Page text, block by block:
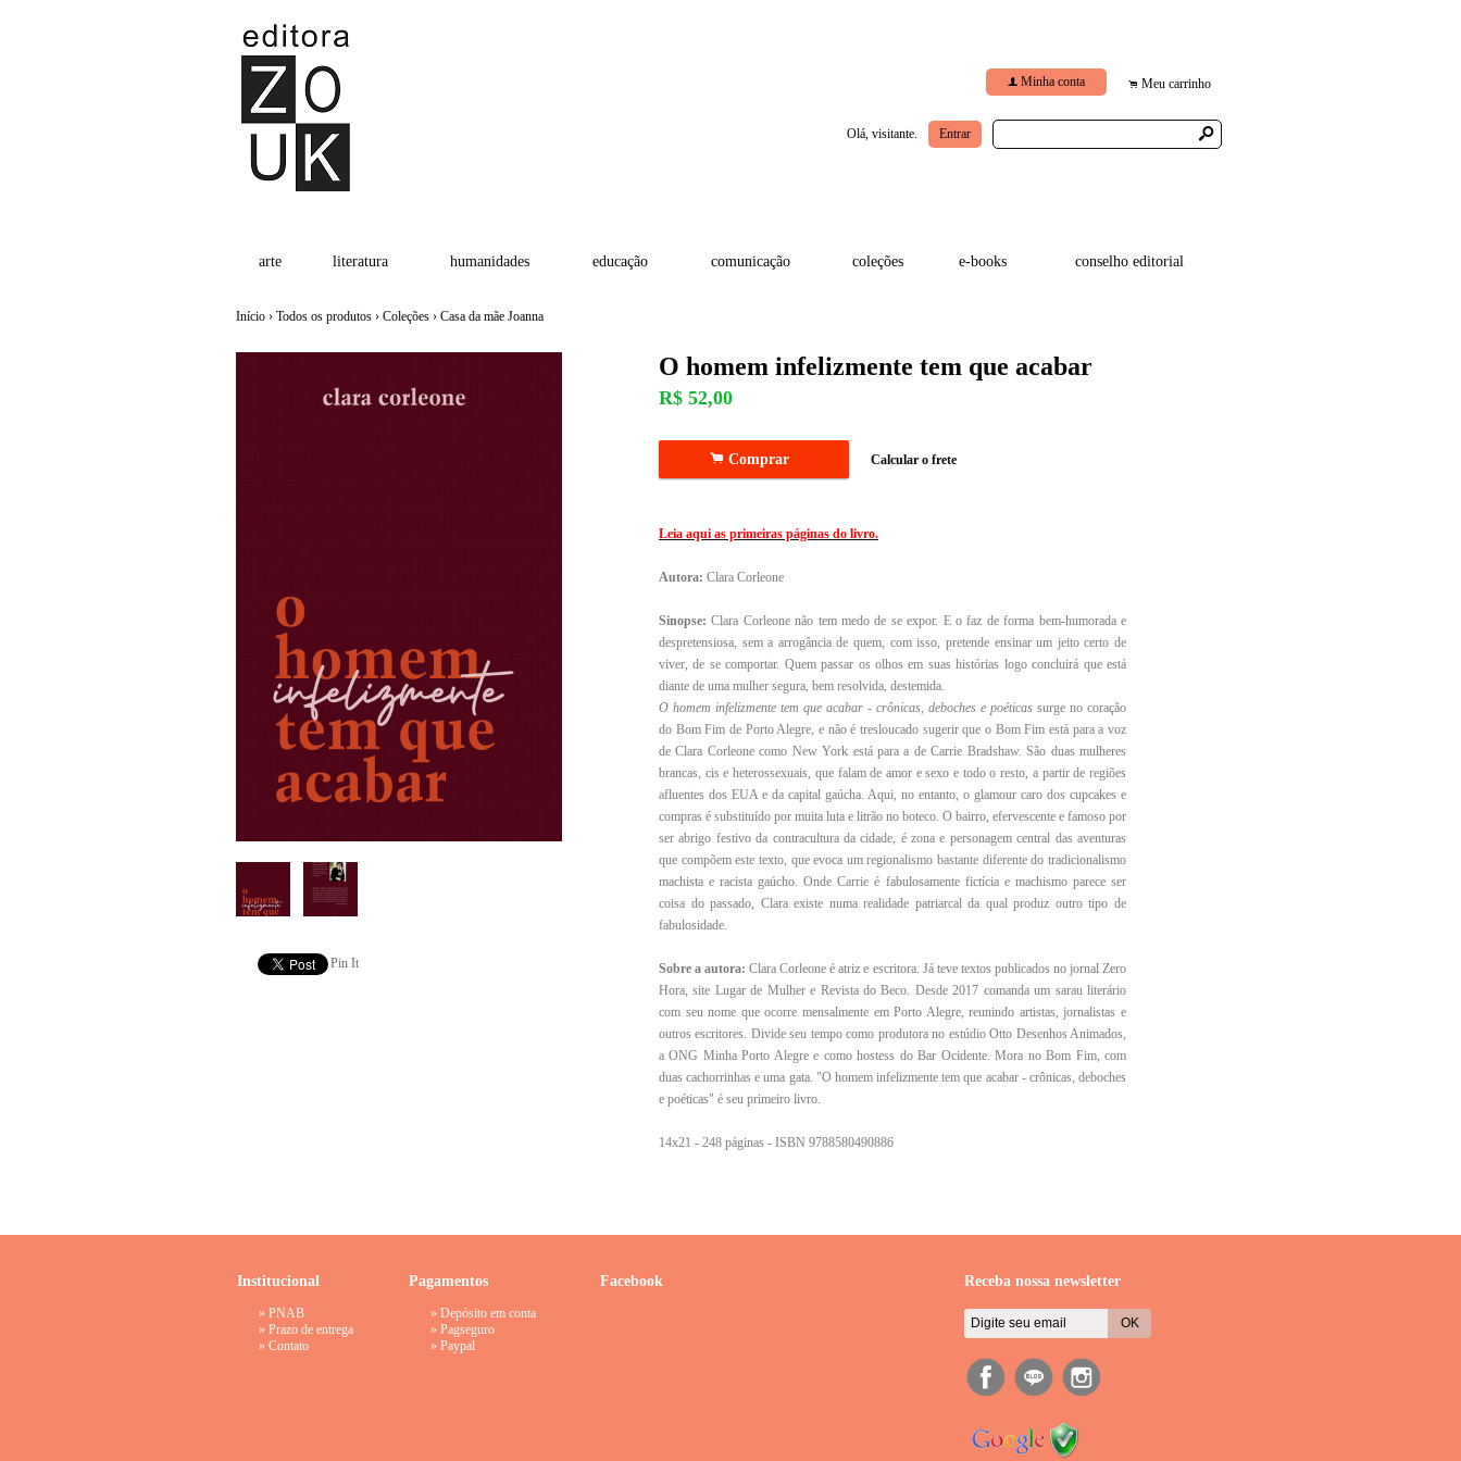
f Minha conta . Meu carrinho
Olá, visitante. Entrar s
arte literatura humanidades educação comunicação coleções e-books conselho editorial
Início › Todos os produtos › Coleções › Casa da mãe Joanna
Pin It
O homem infelizmente tem que acabar
R$ 52,00
. Comprar Calcular o frete
Leia aqui as primeiras páginas do livro.
Autora: Clara Corleone
Sinopse: Clara Corleone não tem medo de se expor. E o faz de forma bem-humorada e
despretensiosa, sem a arrogância de quem, com isso, pretende ensinar um jeito certo de
viver, de se comportar. Quem passar os olhos em suas histórias logo concluirá que está
diante de uma mulher segura, bem resolvida, destemida.
O homem infelizmente tem que acabar - crônicas, deboches e poéticas surge no coração
do Bom Fim de Porto Alegre, e não é tresloucado sugerir que o Bom Fim está para a voz
de Clara Corleone como New York está para a de Carrie Bradshaw. São duas mulheres
brancas, cis e heterossexuais, que falam de amor e sexo e todo o resto, a partir de regiões
afluentes dos EUA e da capital gaúcha. Aqui, no entanto, o glamour caro dos cupcakes e
compras é substituído por muita luta e litrão no boteco. O bairro, efervescente e famoso por
ser abrigo festivo da contracultura da cidade, é zona e personagem central das aventuras
que compõem este texto, que evoca um regionalismo bastante diferente do tradicionalismo
machista e racista gaúcho. Onde Carrie é fabulosamente fictícia e machismo parece ser
coisa do passado, Clara existe numa realidade patriarcal da qual produz outro tipo de
fabulosidade.
Sobre a autora: Clara Corleone é atriz e escritora. Já teve textos publicados no jornal Zero
Hora, site Lugar de Mulher e Revista do Beco. Desde 2017 comanda um sarau literário
com seu nome que ocorre mensalmente em Porto Alegre, reunindo artistas, jornalistas e
outros escritores. Divide seu tempo como produtora no estúdio Otto Desenhos Animados,
a ONG Minha Porto Alegre e como hostess do Bar Ocidente. Mora no Bom Fim, com
duas cachorrinhas e uma gata. "O homem infelizmente tem que acabar - crônicas, deboches
e poéticas" é seu primeiro livro.
14x21 - 248 páginas - ISBN 9788580490886
Institucional
» PNAB
» Prazo de entrega
» Contato
Pagamentos
» Depósito em conta
» Pagseguro
» Paypal
Facebook Receba nossa newsletter